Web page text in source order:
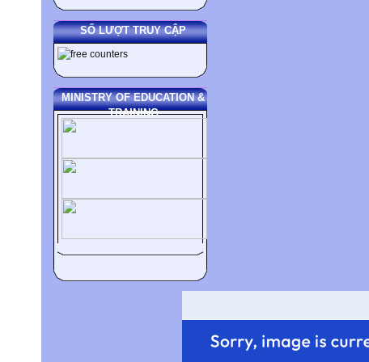
SỐ LƯỢT TRUY CẬP
MINISTRY OF EDUCATION &
TRAINING